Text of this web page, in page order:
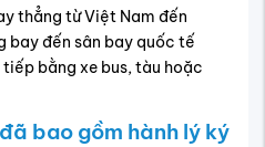
thẳng từ Việt Nam đến
bay đến sân bay quốc tế
bằng xe bus, tàu hoặc
bao gồm hành lý ký